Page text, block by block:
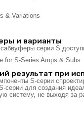
и варианты
серии S
результат при
S-серии
серии для создания
систему, не выходя за